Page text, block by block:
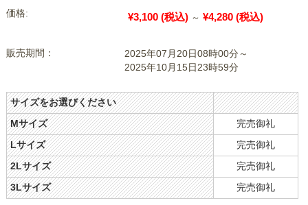
価格: ¥3,100 (税込) ～ ¥4,280 (税込)
販売期間：
2025年07月20日08時00分～
2025年10月15日23時59分
サイズをお選びください
Mサイズ 完売御礼
Lサイズ 完売御礼
2Lサイズ 完売御礼
3Lサイズ 完売御礼